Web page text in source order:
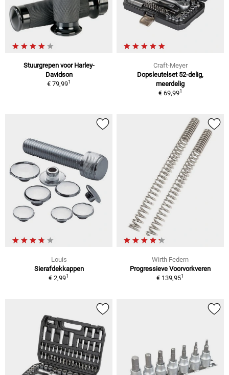
Stuurgrepen voor Harley-
Davidson
€ 79,991
Craft-Meyer
Dopsleutelset 52-delig,
meerdelig
€ 69,991
Louis
Sierafdekkappen
€ 2,991
Wirth Federn
Progressieve Voorvorkveren
€ 139,951